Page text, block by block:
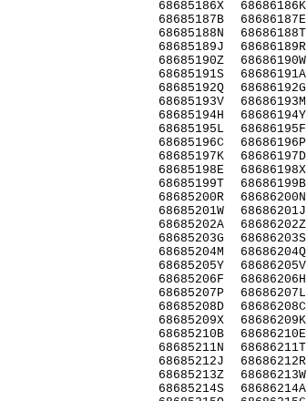
68685186X
68685187B
68685188N
68685189J
68685190Z
68685191S
68685192Q
68685193V
68685194H
68685195L
68685196C
68685197K
68685198E
68685199T
68685200R
68685201W
68685202A
68685203G
68685204M
68685205Y
68685206F
68685207P
68685208D
68685209X
68685210B
68685211N
68685212J
68685213Z
68685214S
68686186K
68686187E
68686188T
68686189R
68686190W
68686191A
68686192G
68686193M
68686194Y
68686195F
68686196P
68686197D
68686198X
68686199B
68686200N
68686201J
68686202Z
68686203S
68686204Q
68686205V
68686206H
68686207L
68686208C
68686209K
68686210E
68686211T
68686212R
68686213W
68686214A